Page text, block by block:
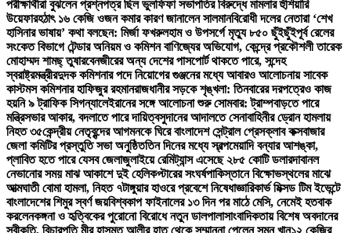
পরীক্ষার্থীরা বুঝলেন প্রশ্নপত্র ছিল ভুলফিফা সভাপতির বিরুদ্ধে মামলার হুঁশিয়ারি
উয়েফারহঠাৎ ১৬ কেজি ওজন কমার কারণ জানালেন সালমানবিরোধী দলের নেতারা ‘শেখ
হাসিনার ভাষায়’ কথা বলছেন: মির্জা ফখরুলহাম ও উপসর্গে মৃত্যু ৮৫০ ছুঁইছুঁইপূর্ব রেলের
সংকেত বিভাগে টেন্ডার অনিয়ম ও কমিশন বাণিজ্যের অভিযোগ, কেন্দ্রে প্রকৌশলী তারেক
মোহাম্মদ শামছ্ তুষারবেনজীরের অন্য দেশের পাসপোর্ট থাকতে পারে, সন্দেহ
স্বরাষ্ট্রমন্ত্রীরদুদক কমিশনার পদে নিয়োগের গুঞ্জনের মধ্যে আবারও আলোচনায় সাবেক
কাস্টমস কমিশনার হাফিজুর রহমানরাজধানীর সড়কে শৃঙ্খলা: তিনবারের দরপত্রেও কাজ
হয়নি ৯ ট্রাফিক সিগন্যালেইরানের সঙ্গে আলোচনা শুরু সোমবার: ট্রাম্পবাড়তে পারে
মন্ত্রিসভার আকার, বদলাতে পারে দায়িত্বসুদানের আদালতে সেনাবাহিনীর ড্রোন হামলায়
নিহত ৩৫কেন্দ্রীয় নেতৃবৃন্দের আগমনকে ঘিরে বাংলাদেশ সেন্ট্রাল প্রেসক্লাব কক্সবাজার
জেলা কমিটির প্রস্তুতি সভা অনুষ্ঠিততিন দিনের মধ্যে স্বল্পমেয়াদি বন্যার আশঙ্কা,
প্লাবিত হতে পারে যেসব জেলাজুলাইয়ে রেমিট্যান্স এসেছে ২৮৫ কোটি ডলারদাবানল
নেভানোর সময় মাঝ আকাশে দুই হেলিকপ্টারের সংঘর্ষপাকিস্তানে বিক্ষোভস্থলের মাঝে
আত্মঘাতী বোমা হামলা, নিহত ৭টাঙ্গুয়ার হাওরে প্রবেশে নিষেধাজ্ঞারিকার্ভ মিক্সড টিম ইভেন্টে
বাংলাদেশের শিমুর স্বর্ণ জয়বিশ্বকাপ ফাইনালের ১৩ দিন পর মাঠে মেসি, নেমেই হতবাক
করলেনকঙ্গনা ও হৃত্বিকের পুরোনো বিরোধে নতুন ডালপালাসাংবাদিকতায় বিশেষ অবদানের